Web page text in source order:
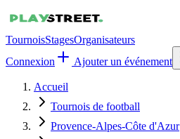
TournoisStagesOrganisateurs
Connexion
Ajouter un événement
Accueil
Tournois de football
Provence-Alpes-Côte d'Azur